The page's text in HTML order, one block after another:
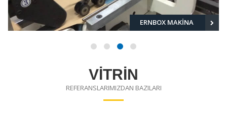
ERNBOX MAKİNA
VİTRİN
REFERANSLARIMIZDAN BAZILARI